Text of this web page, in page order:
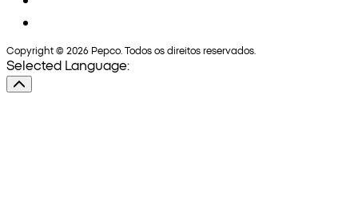
Copyright © 2026 Pepco. Todos os direitos reservados.
Selected Language: